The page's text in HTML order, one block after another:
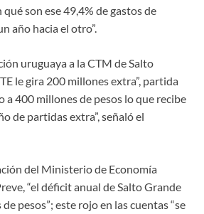
son ese 49,4% de gastos de
año hacia el otro”.
uruguaya a la CTM de Salto
le gira 200 millones extra”, partida
a 400 millones de pesos lo que recibe
de partidas extra”, señaló el
del Ministerio de Economía
“el déficit anual de Salto Grande
pesos”; este rojo en las cuentas “se